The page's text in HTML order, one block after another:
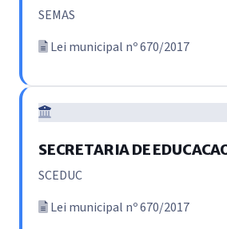
SEMAS
Lei municipal nº 670/2017
SECRETARIA DE
SCEDUC
Lei municipal nº 670/2017